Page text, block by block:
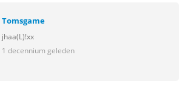
Tomsgame
jhaa(L)!xx
1 decennium geleden